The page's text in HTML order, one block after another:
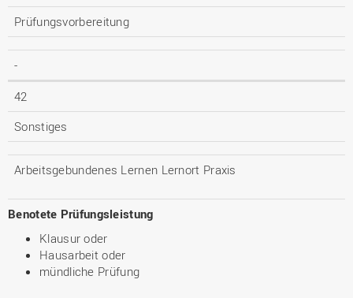
Prüfungsvorbereitung
-
42
Sonstiges
Arbeitsgebundenes Lernen Lernort Praxis
Benotete Prüfungsleistung
Klausur oder
Hausarbeit oder
mündliche Prüfung